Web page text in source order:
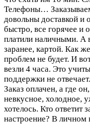
Телефоны…
довольны доставкой
быстро, все горячее и
платили наличными. А
заранее, картой. Как
проблем не будет. И
везли 4 часа. Это
поддержки не
Заказ оплачен, а где
невкусное, холодное,
хотелось. Кто ответит
настроение? В личном